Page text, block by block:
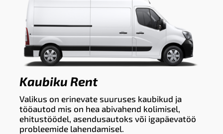
Kaubiku Rent
Valikus on erinevate suuruses kaubikud ja
tööautod mis on hea abivahend kolimisel,
ehitustöödel, asendusautoks või igapäevatöö
probleemide lahendamisel.